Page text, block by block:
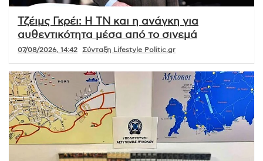
Τζέιμς Γκρέι: Η ΤΝ και η ανάγκη για
αυθεντικότητα μέσα από το σινεμά
07/08/2026, 14:42 Σύνταξη Lifestyle Politic.gr